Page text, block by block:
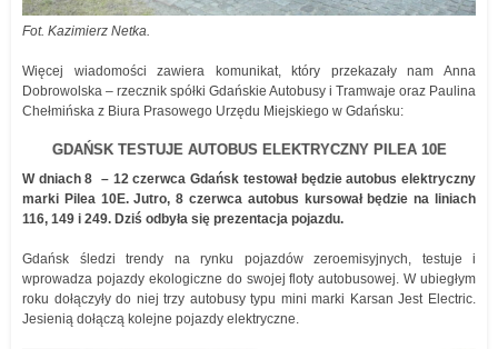
Fot. Kazimierz Netka.
Więcej wiadomości zawiera komunikat, który przekazały nam Anna
Dobrowolska – rzecznik spółki Gdańskie Autobusy i Tramwaje oraz Paulina
Chełmińska z Biura Prasowego Urzędu Miejskiego w Gdańsku:
GDAŃSK TESTUJE AUTOBUS ELEKTRYCZNY PILEA 10E
W dniach 8 – 12 czerwca Gdańsk testował będzie autobus elektryczny
marki Pilea 10E. Jutro, 8 czerwca autobus kursował będzie na liniach
116, 149 i 249. Dziś odbyła się prezentacja pojazdu.
Gdańsk śledzi trendy na rynku pojazdów zeroemisyjnych, testuje i
wprowadza pojazdy ekologiczne do swojej floty autobusowej. W ubiegłym
roku dołączyły do niej trzy autobusy typu mini marki Karsan Jest Electric.
Jesienią dołączą kolejne pojazdy elektryczne.